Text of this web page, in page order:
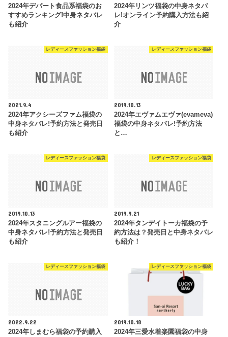
2024年デパート食品系福袋のお
すすめランキング!中身ネタバレ
も紹介
2024年リンツ福袋の中身ネタバ
レ!オンライン予約購入方法も紹
介
レディースファッション福袋
2021.9.4
2024年アクシーズファム福袋の
中身ネタバレ!予約方法と発売日
も紹介
レディースファッション福袋
2019.10.13
2024年エヴァムエヴァ(evameva)
福袋の中身ネタバレ!予約方法
と…
レディースファッション福袋
2019.10.13
2024年スタニングルアー福袋の
中身ネタバレ!予約方法と発売日
も紹介
レディースファッション福袋
2019.9.21
2024年タンデイトーカ福袋の予
約方法は？発売日と中身ネタバレ
も紹介！
レディースファッション福袋
2022.9.22
2024年しまむら福袋の予約購入
レディースファッション福袋
2019.10.18
2024年三愛水着楽園福袋の中身